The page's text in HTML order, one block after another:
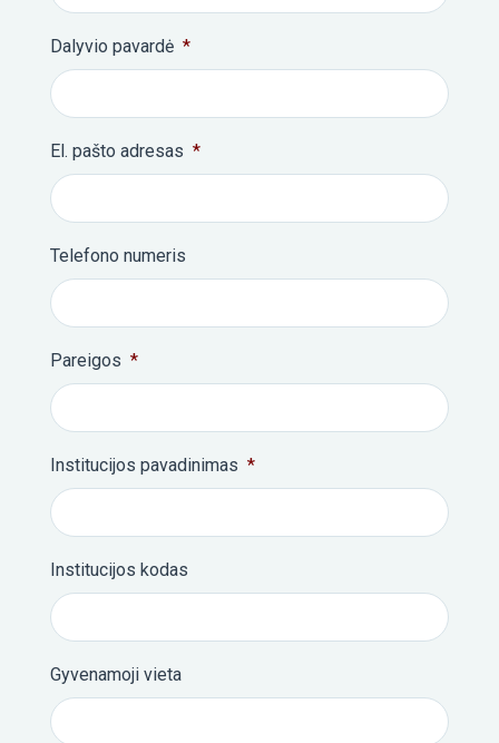
Dalyvio pavardė *
El. pašto adresas *
Telefono numeris
Pareigos *
Institucijos pavadinimas *
Institucijos kodas
Gyvenamoji vieta